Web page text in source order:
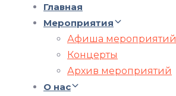
Главная
Мероприятия
Афиша мероприятий
Концерты
Архив мероприятий
О нас